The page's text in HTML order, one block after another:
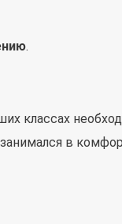
.
классах
в